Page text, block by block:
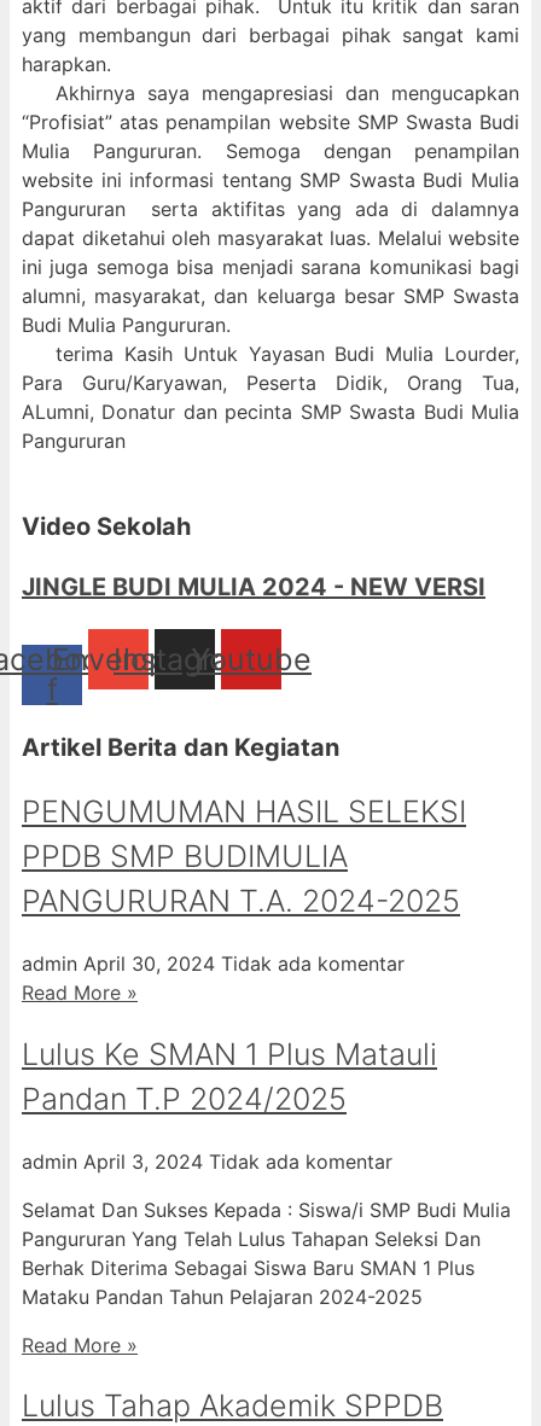
aktif dari berbagai pihak. Untuk itu kritik dan saran
yang membangun dari berbagai pihak sangat kami
harapkan.
Akhirnya saya mengapresiasi dan mengucapkan
“Profisiat” atas penampilan website SMP Swasta Budi
Mulia Pangururan. Semoga dengan penampilan
website ini informasi tentang SMP Swasta Budi Mulia
Pangururan serta aktifitas yang ada di dalamnya
dapat diketahui oleh masyarakat luas. Melalui website
ini juga semoga bisa menjadi sarana komunikasi bagi
alumni, masyarakat, dan keluarga besar SMP Swasta
Budi Mulia Pangururan.
terima Kasih Untuk Yayasan Budi Mulia Lourder,
Para Guru/Karyawan, Peserta Didik, Orang Tua,
ALumni, Donatur dan pecinta SMP Swasta Budi Mulia
Pangururan
Video Sekolah
JINGLE BUDI MULIA 2024 - NEW VERSI
f
Envelope
Instagram
Youtube
Artikel Berita dan Kegiatan
PENGUMUMAN HASIL SELEKSI
PPDB SMP BUDIMULIA
PANGURURAN T.A. 2024-2025
admin April 30, 2024 Tidak ada komentar
Read More »
Lulus Ke SMAN 1 Plus Matauli
Pandan T.P 2024/2025
admin April 3, 2024 Tidak ada komentar
Selamat Dan Sukses Kepada : Siswa/i SMP Budi Mulia
Pangururan Yang Telah Lulus Tahapan Seleksi Dan
Berhak Diterima Sebagai Siswa Baru SMAN 1 Plus
Mataku Pandan Tahun Pelajaran 2024-2025
Read More »
Lulus Tahap Akademik SPPDB